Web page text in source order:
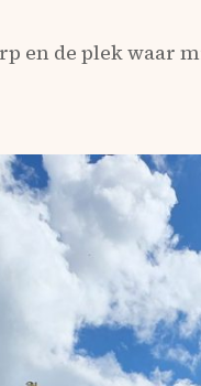
en de plek waar